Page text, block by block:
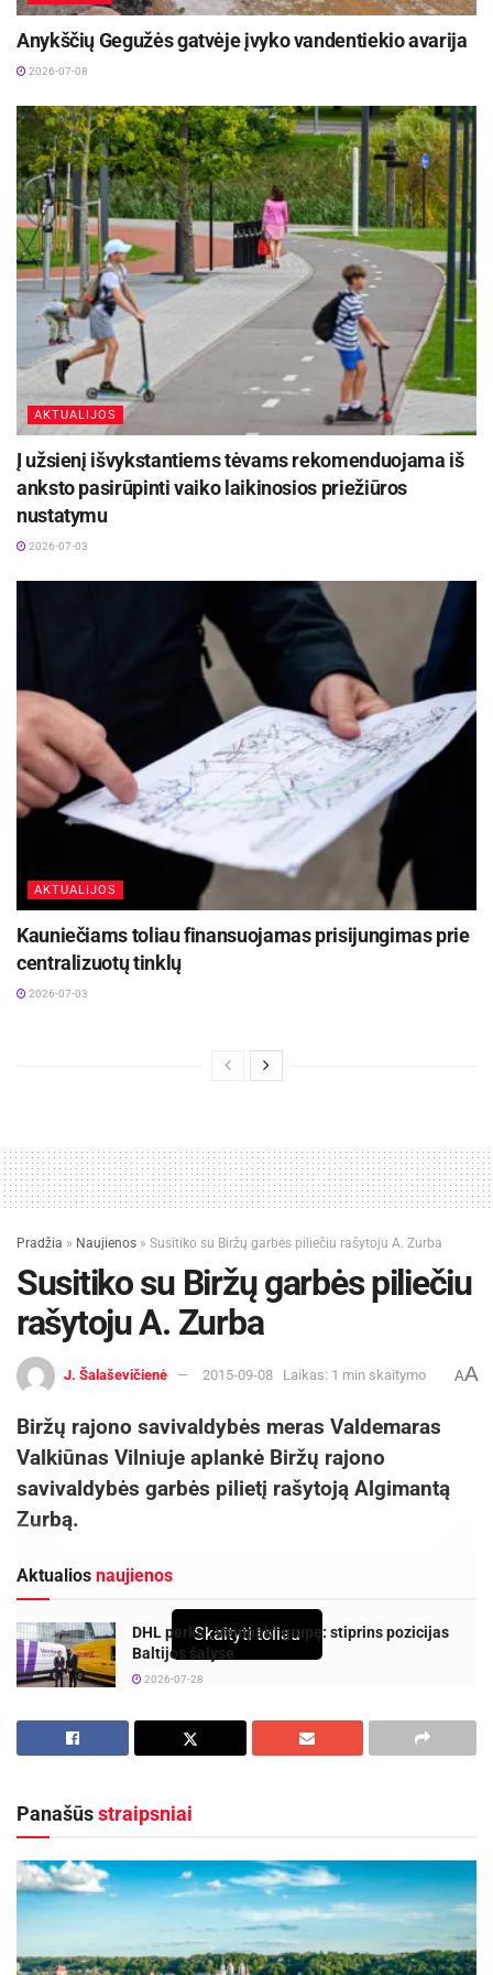
Anykščių Gegužės gatvėje įvyko vandentiekio avarija
2026-07-08
AKTUALIJOS
Į užsienį išvykstantiems tėvams rekomenduojama iš
anksto pasirūpinti vaiko laikinosios priežiūros
nustatymu
2026-07-03
AKTUALIJOS
Kauniečiams toliau finansuojamas prisijungimas prie
centralizuotų tinklų
2026-07-03
Pradžia » Naujienos » Susitiko su Biržų garbės piliečiu rašytoju A. Zurba
Susitiko su Biržų garbės piliečiu
rašytoju A. Zurba
J. Šalaševičienė 2015-09-08 Laikas: 1 min skaitymo AA
Biržų rajono savivaldybės meras Valdemaras
Valkiūnas Vilniuje aplankė Biržų rajono
savivaldybės garbės pilietį rašytoją Algimantą
Zurbą.
Aktualios naujienos
DHL perka „Venipak“ grupę: stiprins pozicijas
Baltijos šalyse
2026-07-28
Europos Sąjungos sankcijos „Mere“ tinklo
savininkams: ekonominio saugumo ir solidarumo
Susitikimo metu kalbėta apie rašytojo A. Zurbos
kūrybinius planus, apie jo gimtąjį miestą Biržus.
Meras V. Valkiūnas papasakojo apie Biržuose
vykstančius pokyčius bei ateities vystymo
Skaityti toliau
Panašūsstraipsniai